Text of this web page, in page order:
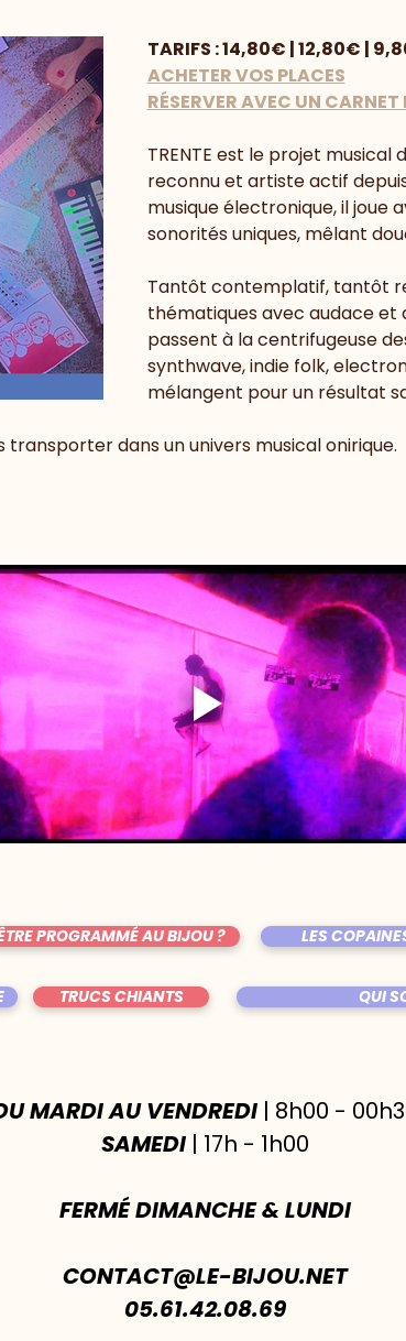
TARIFS : 14,80€ | 12,80€ |
ACHETER VOS PLACES
RÉSERVER AVEC UN CARNET
TRENTE est le projet musical
reconnu et artiste actif
musique électronique, il joue
sonorités uniques, mêlant
Tantôt contemplatif, tantôt
thématiques avec audace et
passent à la centrifugeuse
synthwave, indie folk,
mélangent pour un résultat
transporter dans un univers musical onirique.
PROGRAMMÉ AU BIJOU ? LES
TRUCS CHIANTS QUI
MARDI AU VENDREDI| 8h00 -
SAMEDI| 17h - 1h00
FERMÉ DIMANCHE & LUNDI
CONTACT@LE-BIJOU.NET
05.61.42.08.69